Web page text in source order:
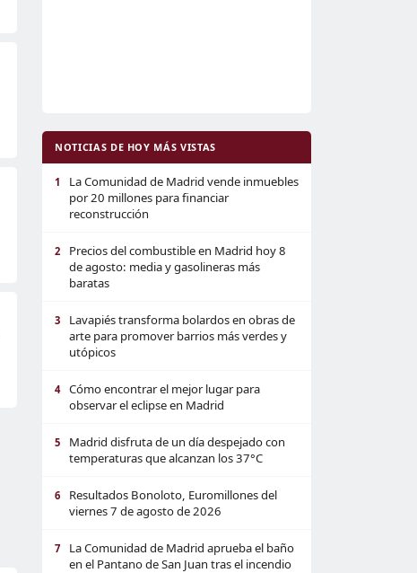
NOTICIAS DE HOY MÁS VISTAS
1
La Comunidad de Madrid vende inmuebles
por 20 millones para financiar
reconstrucción
2
Precios del combustible en Madrid hoy 8
de agosto: media y gasolineras más
baratas
3
Lavapiés transforma bolardos en obras de
arte para promover barrios más verdes y
utópicos
4
Cómo encontrar el mejor lugar para
observar el eclipse en Madrid
5
Madrid disfruta de un día despejado con
temperaturas que alcanzan los 37°C
6
Resultados Bonoloto, Euromillones del
viernes 7 de agosto de 2026
7
La Comunidad de Madrid aprueba el baño
en el Pantano de San Juan tras el incendio